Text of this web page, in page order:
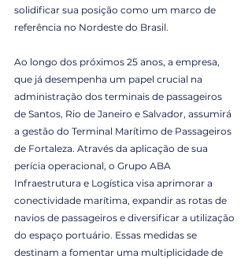
solidificar sua posição como um marco de
referência no Nordeste do Brasil.
Ao longo dos próximos 25 anos, a empresa,
que já desempenha um papel crucial na
administração dos terminais de passageiros
de Santos, Rio de Janeiro e Salvador, assumirá
a gestão do Terminal Marítimo de Passageiros
de Fortaleza. Através da aplicação de sua
perícia operacional, o Grupo ABA
Infraestrutura e Logística visa aprimorar a
conectividade marítima, expandir as rotas de
navios de passageiros e diversificar a utilização
do espaço portuário. Essas medidas se
destinam a fomentar uma multiplicidade de